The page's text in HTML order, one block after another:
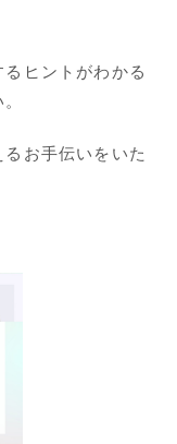
ヒントがわかる
お手伝いをいた